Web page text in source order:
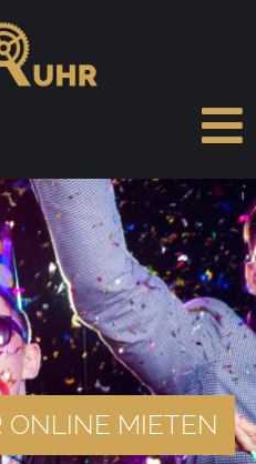
ONLINE MIETEN